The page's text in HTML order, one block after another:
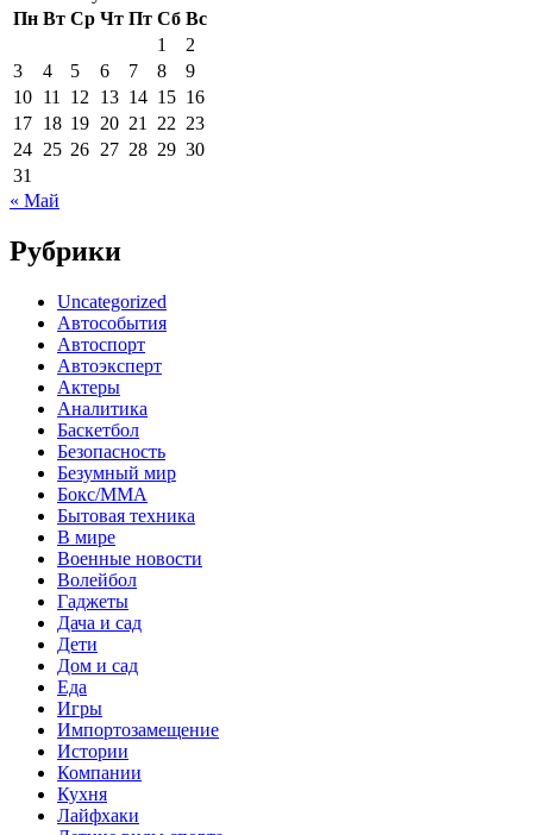
Пн Вт Ср Чт Пт Сб Вс
1
2
3
4 5 6 7 8
9
10 11 12 13 14 15 16
17 18 19 20 21 22 23
24 25 26 27 28 29 30
31
« Май
Рубрики
Uncategorized
Автособытия
Автоспорт
Автоэксперт
Актеры
Аналитика
Баскетбол
Безопасность
Безумный мир
Бокс/MMA
Бытовая техника
В мире
Военные новости
Волейбол
Гаджеты
Дача и сад
Дети
Дом и сад
Еда
Игры
Импортозамещение
Истории
Компании
Кухня
Лайфхаки